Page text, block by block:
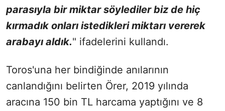
parasıyla bir miktar söylediler biz de hiç
kırmadık onları istedikleri miktarı vererek
arabayı aldık." ifadelerini kullandı.
Toros'una her bindiğinde anılarının
canlandığını belirten Örer, 2019 yılında
aracına 150 bin TL harcama yaptığını ve 8